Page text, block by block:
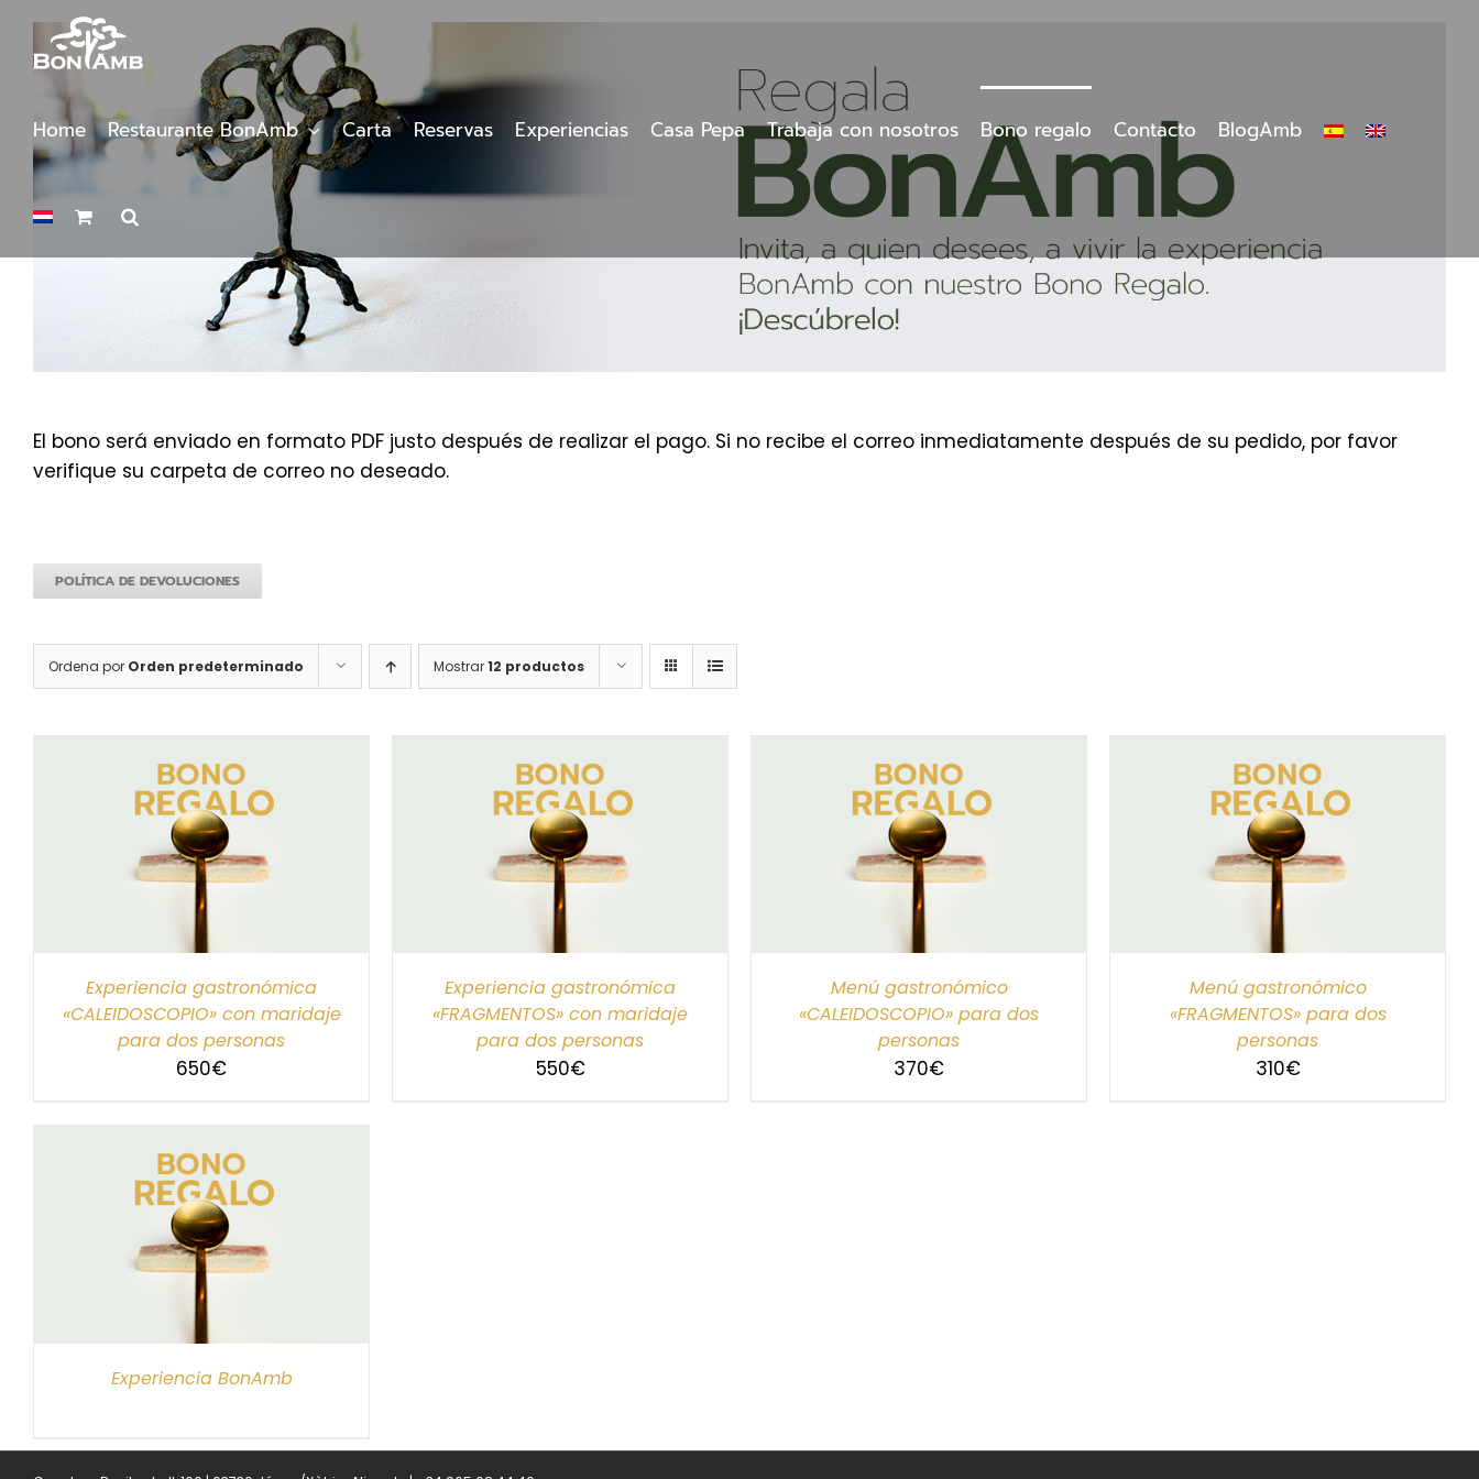
contenido
Home Restaurante BonAmb Carta Reservas Experiencias Casa Pepa Trabaja con nosotros Bono regalo Contacto BlogAmb
El bono será enviado en formato PDF justo después de realizar el pago. Si no recibe el correo inmediatamente después de su pedido, por favor
verifique su carpeta de correo no deseado.
POLÍTICA DE DEVOLUCIONES
Ordena por Orden predeterminado Mostrar12 productos
Experiencia gastronómica
«CALEIDOSCOPIO» con maridaje
para dos personas
650€
SELECCIONAR IMPORTE
Experiencia gastronómica
«FRAGMENTOS» con maridaje
para dos personas
550€
SELECCIONAR IMPORTE
Menú gastronómico
«CALEIDOSCOPIO» para dos
personas
370€
SELECCIONAR IMPORTE
Menú gastronómico
«FRAGMENTOS» para dos
personas
310€
Experiencia BonAmb